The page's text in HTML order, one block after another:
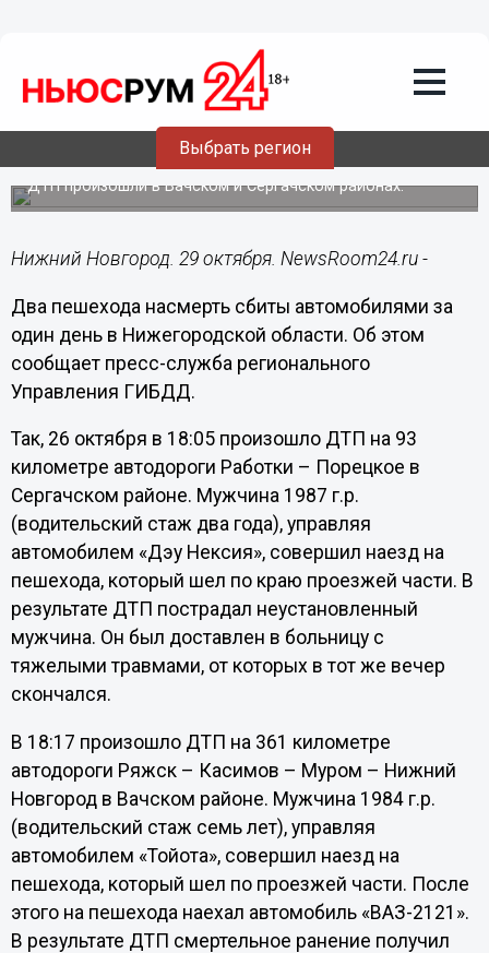
Выбрать регион
Два пешехода насмерть сбиты
автомобилями за один день в
Нижегородской области
ДТП произошли в Вачском и Сергачском районах.
Нижний Новгород. 29 октября. NewsRoom24.ru -
Два пешехода насмерть сбиты автомобилями за
один день в Нижегородской области. Об этом
сообщает пресс-служба регионального
Управления ГИБДД.
Так, 26 октября в 18:05 произошло ДТП на 93
километре автодороги Работки – Порецкое в
Сергачском районе. Мужчина 1987 г.р.
(водительский стаж два года), управляя
автомобилем «Дэу Нексия», совершил наезд на
пешехода, который шел по краю проезжей части. В
результате ДТП пострадал неустановленный
мужчина. Он был доставлен в больницу с
тяжелыми травмами, от которых в тот же вечер
скончался.
В 18:17 произошло ДТП на 361 километре
автодороги Ряжск – Касимов – Муром – Нижний
Новгород в Вачском районе. Мужчина 1984 г.р.
(водительский стаж семь лет), управляя
автомобилем «Тойота», совершил наезд на
пешехода, который шел по проезжей части. После
этого на пешехода наехал автомобиль «ВАЗ-2121».
В результате ДТП смертельное ранение получил